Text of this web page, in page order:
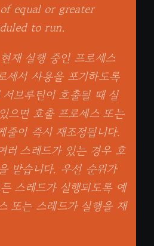
equal or greater
to run.
재 실행 중인 프로세스
세서 사용을 포기하도록
브루틴이 호출될 때 실
으면 호출 프로세스 또는
줄이 즉시 재조정됩니다.
러 스레드가 있는 경우 호
받습니다. 우선 순위가
스레드가 실행되도록 예
또는 스레드가 실행을 재